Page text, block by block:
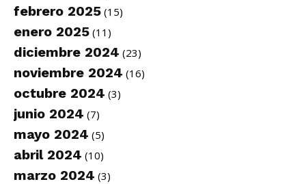
febrero 2025 (15)
enero 2025 (11)
diciembre 2024 (23)
noviembre 2024 (16)
octubre 2024 (3)
junio 2024 (7)
mayo 2024 (5)
abril 2024 (10)
marzo 2024 (3)